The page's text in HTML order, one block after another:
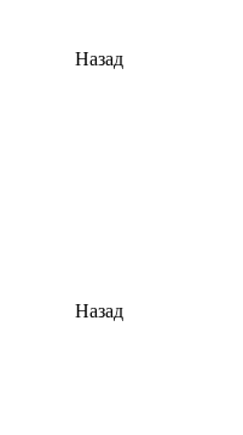
Назад
Назад